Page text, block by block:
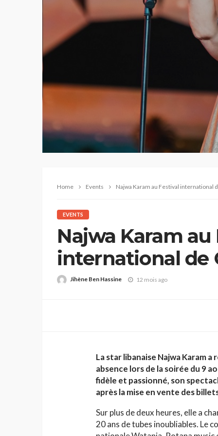
Home Events Najwa Karam au Festival international
EVENTS
Najwa Karam au
international de
retour
Jihène Ben Hassine 12 mois ago
La star libanaise Najwa Karam
absence lors de la soirée du 9
fidèle et passionné, son
après la mise en vente des
Sur plus de deux heures, elle a
20 ans de tubes inoubliables. Le